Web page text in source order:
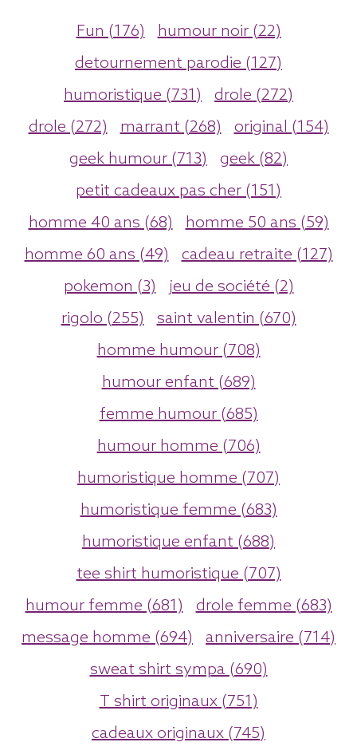
Fun (176)
humour noir (22)
detournement parodie (127)
humoristique (731)
drole (272)
drole (272)
marrant (268)
original (154)
geek humour (713)
geek (82)
petit cadeaux pas cher (151)
homme 40 ans (68)
homme 50 ans (59)
homme 60 ans (49)
cadeau retraite (127)
pokemon (3)
jeu de société (2)
rigolo (255)
saint valentin (670)
homme humour (708)
humour enfant (689)
femme humour (685)
humour homme (706)
humoristique homme (707)
humoristique femme (683)
humoristique enfant (688)
tee shirt humoristique (707)
humour femme (681)
drole femme (683)
message homme (694)
anniversaire (714)
sweat shirt sympa (690)
T shirt originaux (751)
cadeaux originaux (745)